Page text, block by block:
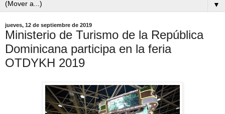
▼
jueves, 12 de septiembre de 2019
Ministerio de Turismo de la República
Dominicana participa en la feria
OTDYKH 2019